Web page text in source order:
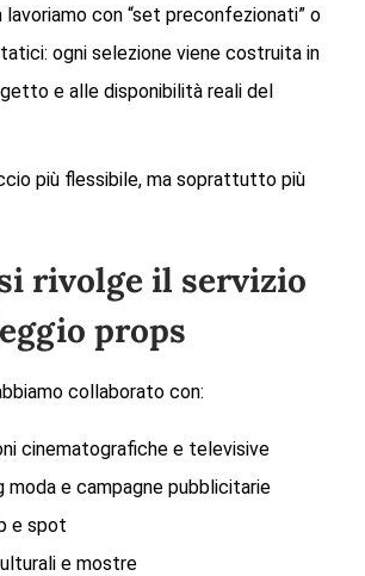
lavoriamo con “set preconfezionati” o
ogni selezione viene costruita in
e alle disponibilità reali del
più flessibile, ma soprattutto più
rivolge il servizio
props
collaborato con:
cinematografiche e televisive
moda e campagne pubblicitarie
e spot
e mostre